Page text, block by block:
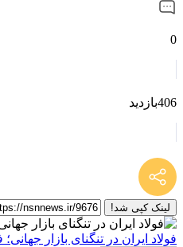
0
406بازدید
لینک کپی شد!
فولاد ایران در تنگنای بازار